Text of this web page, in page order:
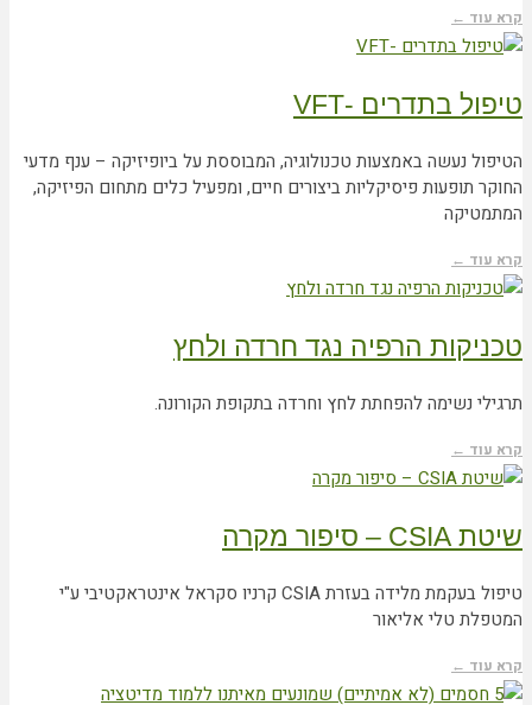
קרא עוד ←
טיפול בתדרים -VFT
הטיפול נעשה באמצעות טכנולוגיה, המבוססת על ביופיזיקה – ענף מדעי
החוקר תופעות פיסיקליות ביצורים חיים, ומפעיל כלים מתחום הפיזיקה,
המתמטיקה
קרא עוד ←
טכניקות הרפיה נגד חרדה ולחץ
תרגילי נשימה להפחתת לחץ וחרדה בתקופת הקורונה.
קרא עוד ←
שיטת CSIA – סיפור מקרה
טיפול בעקמת מלידה בעזרת CSIA קרניו סקראל אינטראקטיבי ע"י
המטפלת טלי אליאור
קרא עוד ←